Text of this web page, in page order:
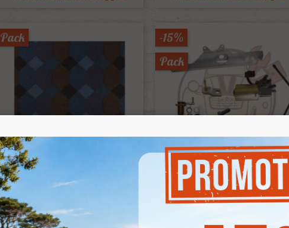
Banquettes Complètes 2CV Damier
Bleu 2 Banquettes
Prix public :
Prix club
Pack
Aperçu rapide
Glace 2cv Avec Support NEUF
Ref :003975
210,00 €
Prix public :178,50 €
Prix clubRenov 2cv:178,50 €
-15%
Pack
Aperçu rapide